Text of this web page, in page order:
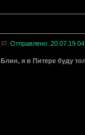
Отправлено: 20.07.19
Блин, я в Питере буду